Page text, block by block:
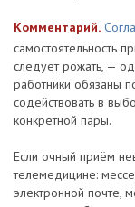
Комментарий.
самостоятельность
следует рожать, —
работники обязаны
содействовать в
конкретной пары.
Если очный приём
телемедицине:
электронной почте,